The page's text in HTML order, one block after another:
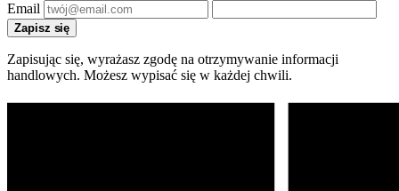
Email
Zapisz się
Zapisując się, wyrażasz zgodę na otrzymywanie informacji
handlowych. Możesz wypisać się w każdej chwili.